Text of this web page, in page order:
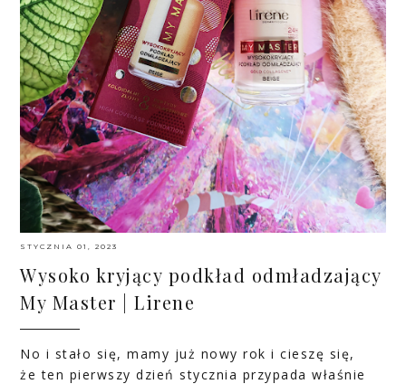
STYCZNIA 01, 2023
Wysoko kryjący podkład odmładzający
My Master | Lirene
No i stało się, mamy już nowy rok i cieszę się,
że ten pierwszy dzień stycznia przypada właśnie